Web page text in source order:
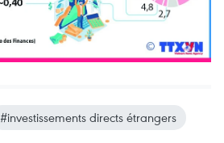
#investissements directs étrangers